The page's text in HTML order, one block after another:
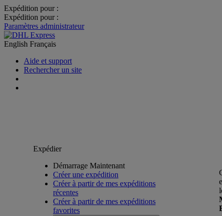
Expédition pour :
Expédition pour :
Paramètres administrateur
English Français
Aide et support
Rechercher un site
Expédier
Démarrage Maintenant
Créer une expédition
Créer à partir de mes expéditions
récentes
Créer à partir de mes expéditions
favorites